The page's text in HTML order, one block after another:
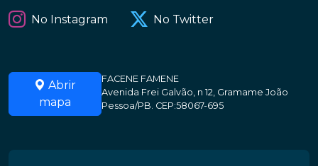
No Instagram No Twitter
Abrir
mapa
FACENE FAMENE
Avenida Frei Galvão, n 12, Gramame João
Pessoa/PB. CEP:58067-695